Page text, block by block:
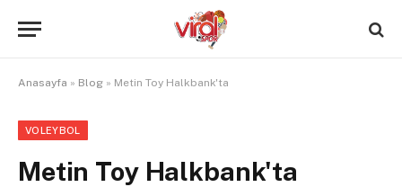
Anasayfa » Blog » Metin Toy Halkbank'ta
VOLEYBOL
Metin Toy Halkbank'ta